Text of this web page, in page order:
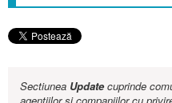
Sectiunea Updatecuprinde